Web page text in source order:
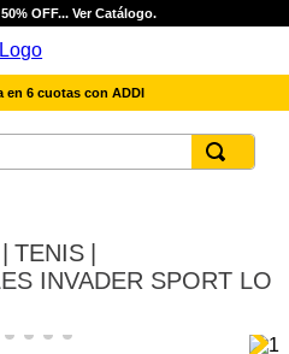
OFF... Ver Catálogo.
en 6 cuotas con ADDI
TENIS
INVADER SPORT LO